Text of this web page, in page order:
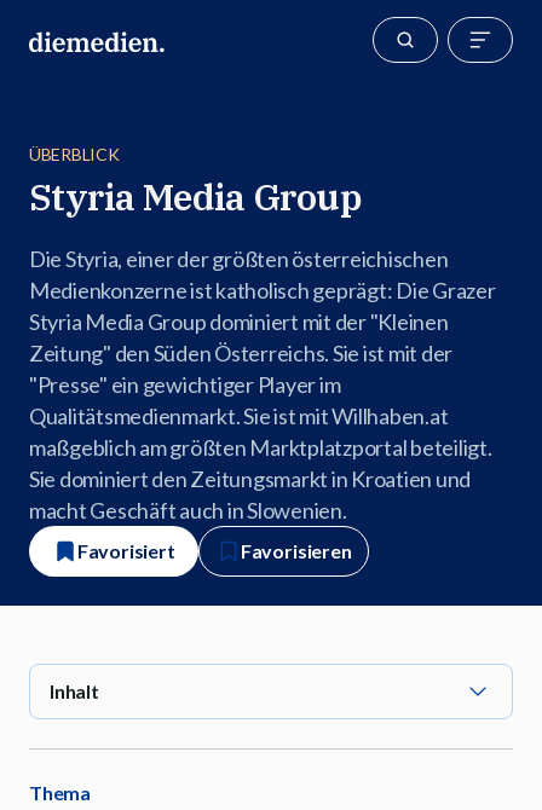
ÜBERBLICK
Styria Media Group
Die Styria, einer der größten österreichischen
Medienkonzerne ist katholisch geprägt: Die Grazer
Styria Media Group dominiert mit der "Kleinen
Zeitung" den Süden Österreichs. Sie ist mit der
"Presse" ein gewichtiger Player im
Qualitätsmedienmarkt. Sie ist mit Willhaben.at
maßgeblich am größten Marktplatzportal beteiligt.
Sie dominiert den Zeitungsmarkt in Kroatien und
macht Geschäft auch in Slowenien.
Favorisiert Favorisieren
Inhalt
Thema